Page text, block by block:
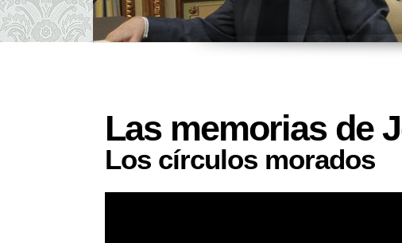
Las memorias de
Los círculos morados